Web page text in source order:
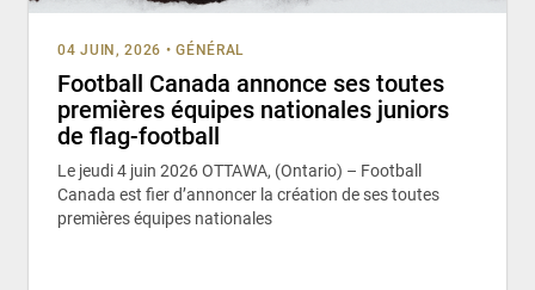
04 JUIN, 2026 • GÉNÉRAL
Football Canada annonce ses toutes
premières équipes nationales juniors
de flag-football
Le jeudi 4 juin 2026 OTTAWA, (Ontario) – Football
Canada est fier d’annoncer la création de ses toutes
premières équipes nationales